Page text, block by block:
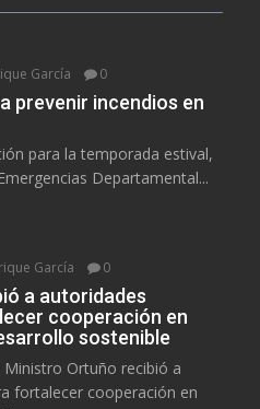
García 0
prevenir incendios en
para la temporada estival,
Departamental...
García 0
a autoridades
cooperación en
sostenible
Ortuño recibió a
fortalecer cooperación en